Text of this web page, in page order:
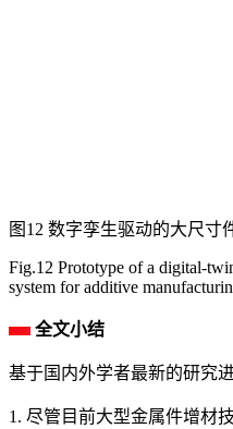
图12 数字孪生驱动的大尺寸
Fig.12 Prototype of a digital-
system for additive
全文小结
基于国内外学者最新的研究
1. 尽管目前大型金属件增材